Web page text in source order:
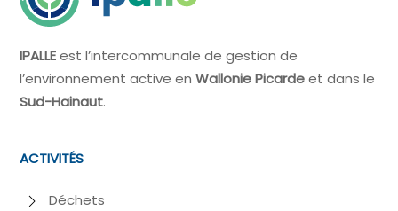
IPALLEest l’intercommunale de gestion de
l’environnement active enWallonie Picardeet dans le
Sud-Hainaut.
ACTIVITÉS
Déchets